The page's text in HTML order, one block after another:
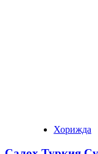
Хорижда